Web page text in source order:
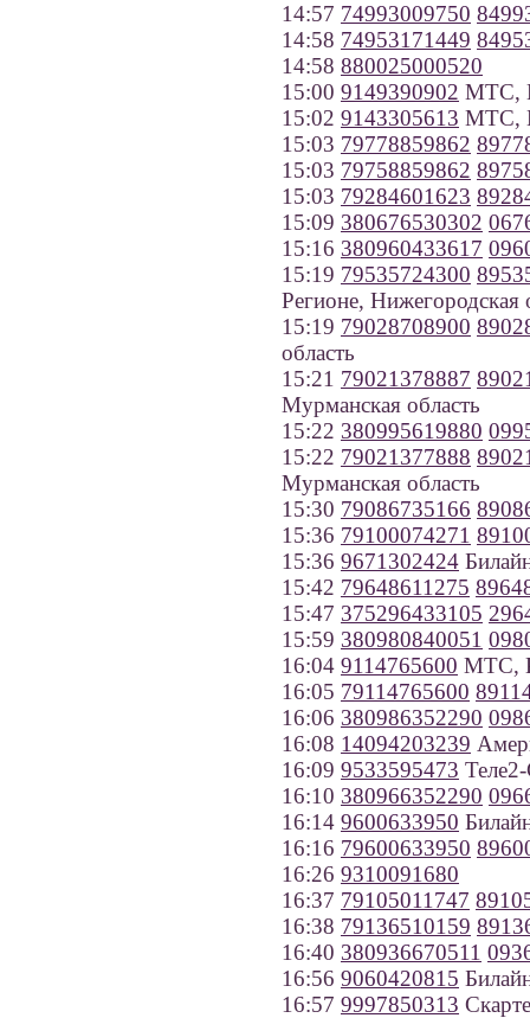
14:57 74993009750
14:58 74953171449
14:58 880025000520
15:00 9149390902 МТС,
15:02 9143305613 МТС,
15:03 79778859862
15:03 79758859862
15:03 79284601623
15:09 380676530302
15:16 380960433617
15:19 79535724300
Регионе, Нижегородская
15:19 79028708900
область
15:21 79021378887
Мурманская область
15:22 380995619880
15:22 79021377888
Мурманская область
15:30 79086735166
15:36 79100074271
15:36 9671302424
15:42 79648611275
15:47 375296433105
15:59 380980840051
16:04 9114765600 МТС,
16:05 79114765600
16:06 380986352290
16:08 14094203239
16:09 9533595473
16:10 380966352290
16:14 9600633950
16:16 79600633950
16:26 9310091680
16:37 79105011747
16:38 79136510159
16:40 380936670511
16:56 9060420815
16:57 9997850313